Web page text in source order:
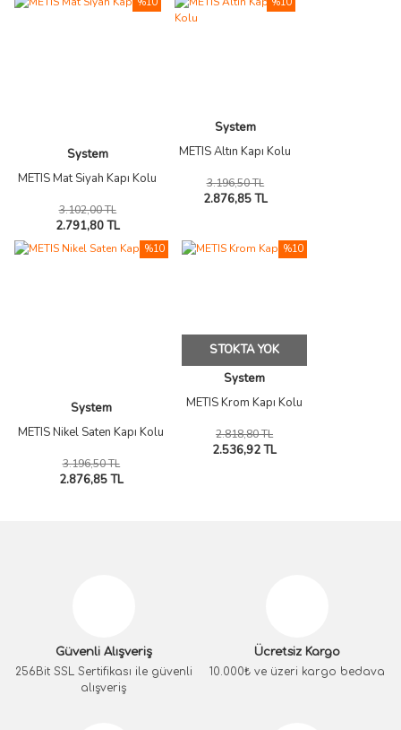
System
METIS Mat Siyah Kapı Kolu
3.102,00 TL
2.791,80 TL
System
METIS Altın Kapı Kolu
3.196,50 TL
2.876,85 TL
System
METIS Nikel Saten Kapı Kolu
3.196,50 TL
2.876,85 TL
%10
STOKTA YOK
System
METIS Krom Kapı Kolu
2.818,80 TL
2.536,92 TL
%10
Güvenli Alışveriş
256Bit SSL Sertifikası ile güvenli
alışveriş
Ücretsiz Kargo
10.000₺ ve üzeri kargo bedava